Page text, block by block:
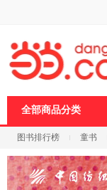
全部商品分类
图书排行榜 童书
科技 进口原版
页
Ctrl
加